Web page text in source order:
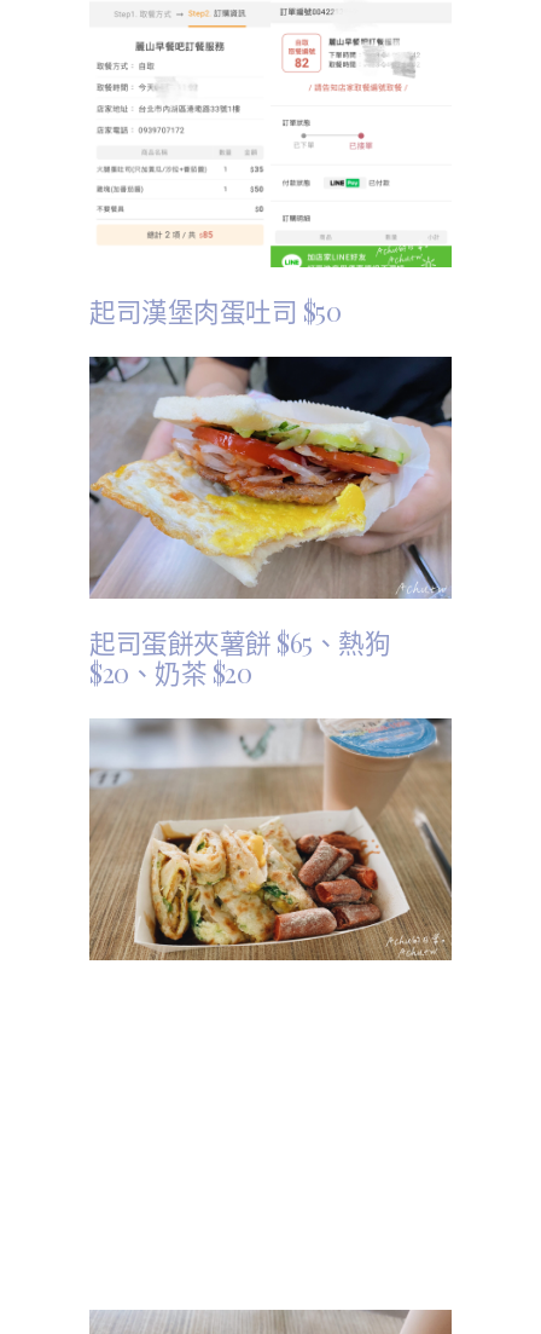
起司漢堡肉蛋吐司 $50
起司蛋餅夾薯餅 $65、 熱狗
$20、 奶茶 $20